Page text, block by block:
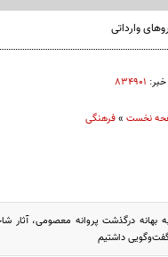
وارداتی
۸۳۴۹۰۱
نخست»فرهنگی
بهانه درگذشت پروانه معصومی، آثار
داشتیم